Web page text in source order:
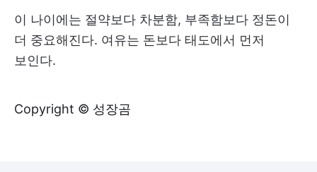
이 나이에는 절약보다 차분함, 부족함보다 정돈이
더 중요해진다. 여유는 돈보다 태도에서 먼저
보인다.
Copyright © 성장곰